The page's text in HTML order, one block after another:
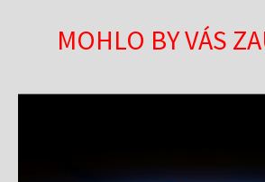
MOHLO BY VÁS